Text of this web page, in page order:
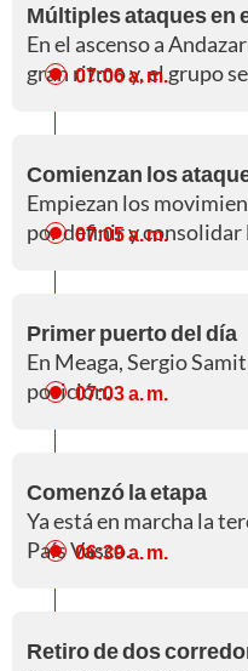
Múltiples ataques en
En el ascenso a
gran ritmo y, el grupo
07:06 a. m.
Comienzan los
Empiezan los
por definir y consolidar
07:05 a. m.
Primer puerto del día
En Meaga, Sergio
posición.07:03 a. m.
Comenzó la etapa
Ya está en marcha la
País Vasco.
06:39 a. m.
Retiro de dos